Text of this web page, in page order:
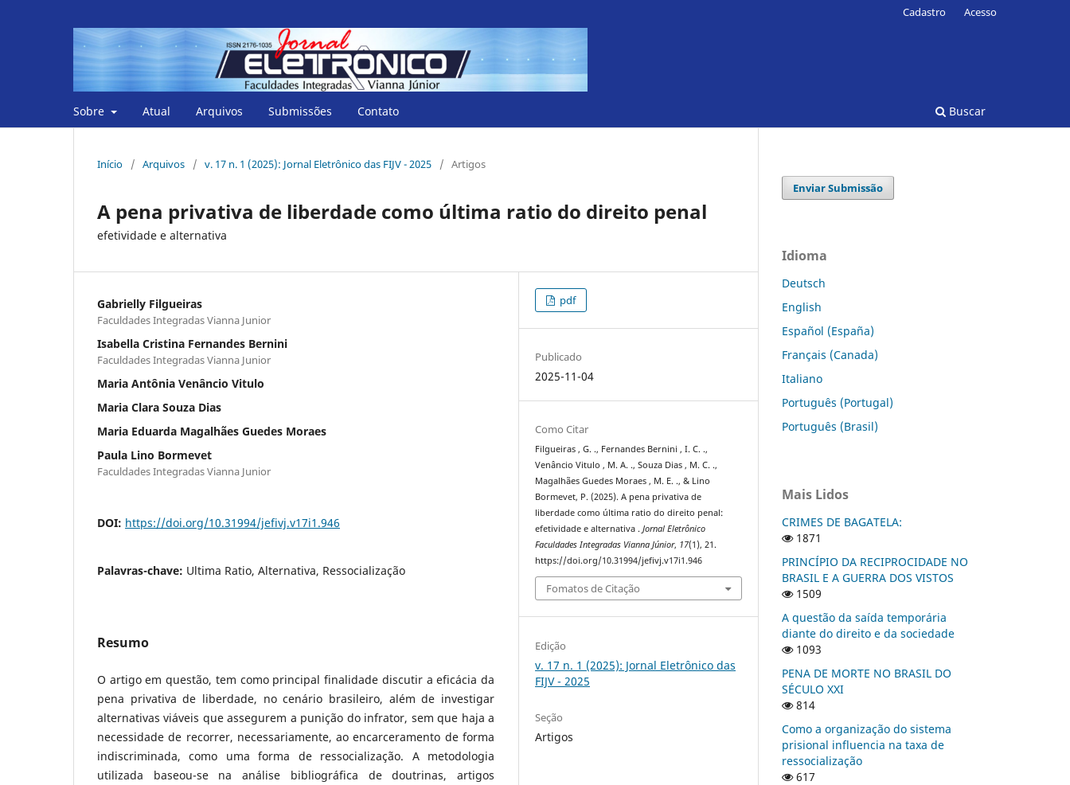
Sobre Atual Arquivos Submissões Contato Buscar
Cadastro Acesso
Início / Arquivos / v. 17 n. 1 (2025): Jornal Eletrônico das FIJV - 2025 / Artigos
A pena privativa de liberdade como última ratio do direito penal
efetividade e alternativa
Gabrielly Filgueiras
Faculdades Integradas Vianna Junior
Isabella Cristina Fernandes Bernini
Faculdades Integradas Vianna Junior
Maria Antônia Venâncio Vitulo
Maria Clara Souza Dias
Maria Eduarda Magalhães Guedes Moraes
Paula Lino Bormevet
Faculdades Integradas Vianna Junior
DOI: https://doi.org/10.31994/jefivj.v17i1.946
Palavras-chave: Ultima Ratio, Alternativa, Ressocialização
Resumo
O artigo em questão, tem como principal finalidade discutir a eficácia da
pena privativa de liberdade, no cenário brasileiro, além de investigar
alternativas viáveis que assegurem a punição do infrator, sem que haja a
necessidade de recorrer, necessariamente, ao encarceramento de forma
indiscriminada, como uma forma de ressocialização. A metodologia
utilizada baseou-se na análise bibliográfica de doutrinas, artigos
pdf
Publicado
2025-11-04
Como Citar
Filgueiras , G. ., Fernandes Bernini , I. C. .,
Venâncio Vitulo , M. A. ., Souza Dias , M. C. .,
Magalhães Guedes Moraes , M. E. ., & Lino
Bormevet, P. (2025). A pena privativa de
liberdade como última ratio do direito penal:
efetividade e alternativa .Jornal Eletrônico
Faculdades Integradas Vianna Júnior, 17(1), 21.
https://doi.org/10.31994/jefivj.v17i1.946
Fomatos de Citação
Edição
v. 17 n. 1 (2025): Jornal Eletrônico das
FIJV - 2025
Seção
Artigos
Enviar Submissão
Idioma
Deutsch
English
Español (España)
Français (Canada)
Italiano
Português (Portugal)
Português (Brasil)
Mais Lidos
CRIMES DE BAGATELA:
1871
PRINCÍPIO DA RECIPROCIDADE NO
BRASIL E A GUERRA DOS VISTOS
1509
A questão da saída temporária
diante do direito e da sociedade
1093
PENA DE MORTE NO BRASIL DO
SÉCULO XXI
814
Como a organização do sistema
prisional influencia na taxa de
ressocialização
617